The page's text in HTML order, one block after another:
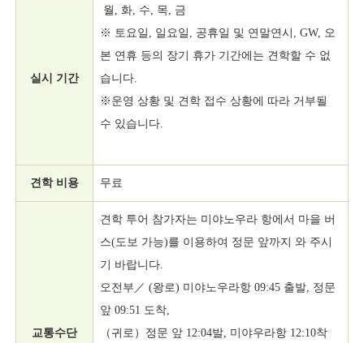
실시 기간
월, 화, 수, 목, 금
※ 토요일, 일요일, 공휴일 및 연말연시, GW, 오
본 연휴 등의 장기 휴가 기간에는 견학할 수 없
습니다.
※운영 상황 및 견학 접수 상황에 따라 거부될
수 있습니다.
견학 비용 무료
교통수단
견학 투어 참가자는 미야노우라 항에서 마을 버
스(도보 가능)를 이용하여 정문 앞까지 와 주시
기 바랍니다.
오전부／ (왕로) 미야노우라항 09:45 출발, 정문
앞 09:51 도착,
（귀로）정문 앞 12:04발, 미야우라항 12:10착